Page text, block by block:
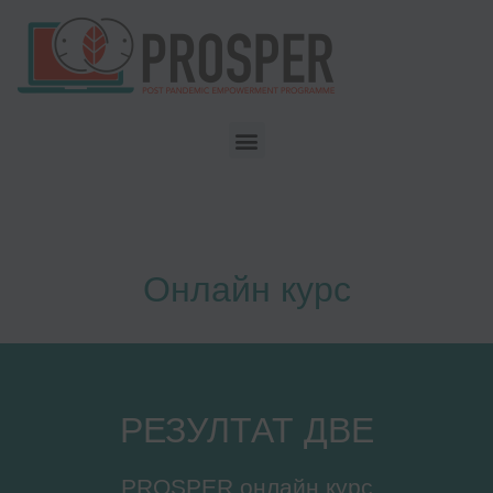
Онлайн курс
РЕЗУЛТАТ ДВЕ
PROSPER онлайн курс